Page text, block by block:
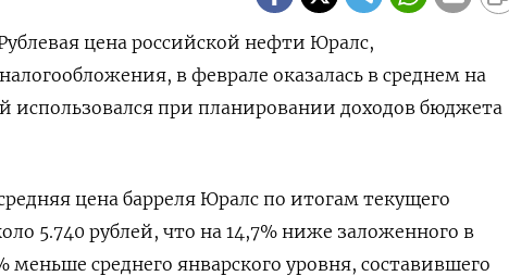
цена российской нефти Юралс,
в феврале оказалась в среднем на
использовался при планировании доходов бюджета
цена барреля Юралс по итогам текущего
5.740 рублей, что на 14,7% ниже заложенного в
среднего январского уровня, составившего